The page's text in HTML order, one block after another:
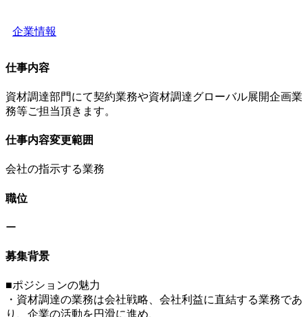
企業情報
仕事内容
資材調達部門にて契約業務や資材調達グローバル展開企画業
務等ご担当頂きます。
仕事内容変更範囲
会社の指示する業務
職位
ー
募集背景
■ポジションの魅力
・資材調達の業務は会社戦略、会社利益に直結する業務であ
り、企業の活動を円滑に進め、